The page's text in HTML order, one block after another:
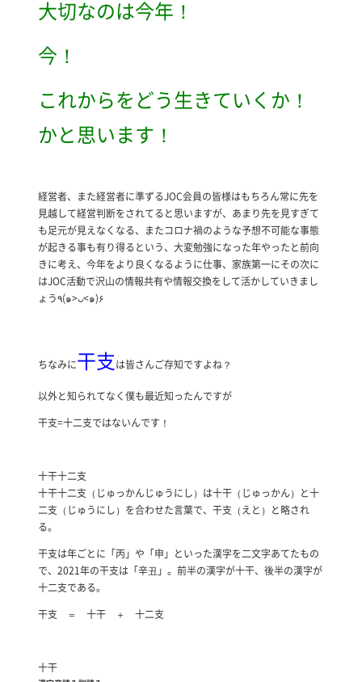
大切なのは今年！
今！
これからをどう生きていくか！
かと思います！
経営者、また経営者に準ずるJOC会員の皆様はもちろん常に先を
見越して経営判断をされてると思いますが、あまり先を見すぎて
も足元が見えなくなる、またコロナ禍のような予想不可能な事態
が起きる事も有り得るという、大変勉強になった年やったと前向
きに考え、今年をより良くなるように仕事、家族第一にその次に
はJOC活動で沢山の情報共有や情報交換をして活かしていきまし
ょう٩(๑>ᴗ<๑)۶
ちなみに干支は皆さんご存知ですよね？
以外と知られてなく僕も最近知ったんですが
干支=十二支ではないんです！
十干十二支
十干十二支（じゅっかんじゅうにし）は十干（じゅっかん）と十
二支（じゅうにし）を合わせた言葉で、干支（えと）と略され
る。
干支は年ごとに「丙」や「申」といった漢字を二文字あてたもの
で、2021年の干支は「辛丑」。前半の漢字が十干、後半の漢字が
十二支である。
干支 ＝ 十干 ＋ 十二支
十干